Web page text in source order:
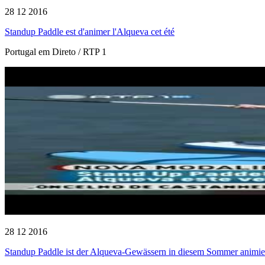
28 12 2016
Standup Paddle est d'animer l'Alqueva cet été
Portugal em Direto / RTP 1
28 12 2016
Standup Paddle ist der Alqueva-Gewässern in diesem Sommer